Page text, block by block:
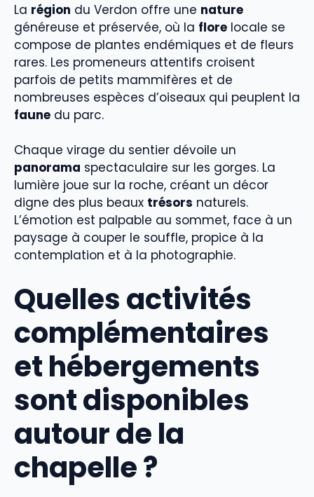
La région du Verdon offre une nature
généreuse et préservée, où la flore locale se
compose de plantes endémiques et de fleurs
rares. Les promeneurs attentifs croisent
parfois de petits mammifères et de
nombreuses espèces d’oiseaux qui peuplent la
faune du parc.
Chaque virage du sentier dévoile un
panorama spectaculaire sur les gorges. La
lumière joue sur la roche, créant un décor
digne des plus beaux trésors naturels.
L’émotion est palpable au sommet, face à un
paysage à couper le souffle, propice à la
contemplation et à la photographie.
Quelles activités
complémentaires
et hébergements
sont disponibles
autour de la
chapelle ?